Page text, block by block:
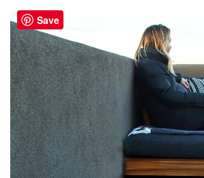
Save